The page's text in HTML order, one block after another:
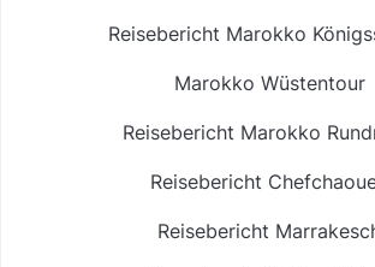
Reisebericht Marokko
Marokko Wüstentour
Reisebericht Marokko
Reisebericht
Reisebericht